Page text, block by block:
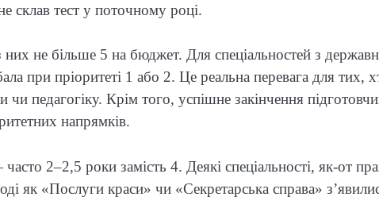
склав тест у поточному році.
не більше 5 на бюджет. Для спеціальностей з
при пріоритеті 1 або 2. Це реальна перевага для тих,
педагогіку. Крім того, успішне закінчення
напрямків.
2–2,5 роки замість 4. Деякі спеціальності, як-от
як «Послуги краси» чи «Секретарська справа»